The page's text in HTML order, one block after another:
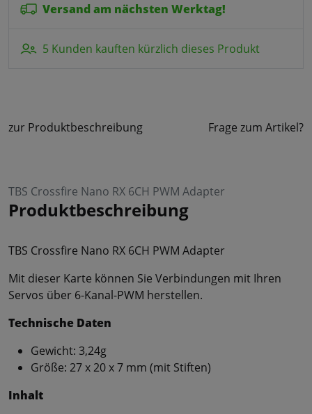
Versand am nächsten Werktag!
5 Kunden kauften kürzlich dieses Produkt
zur Produktbeschreibung Frage zum Artikel?
TBS Crossfire Nano RX 6CH PWM Adapter
Produktbeschreibung
TBS Crossfire Nano RX 6CH PWM Adapter
Mit dieser Karte können Sie Verbindungen mit Ihren
Servos über 6-Kanal-PWM herstellen.
Technische Daten
Gewicht: 3,24g
Größe: 27 x 20 x 7 mm (mit Stiften)
Inhalt